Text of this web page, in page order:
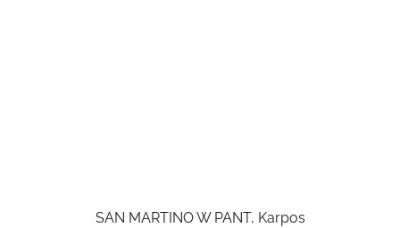
SAN MARTINO W PANT, Karpos